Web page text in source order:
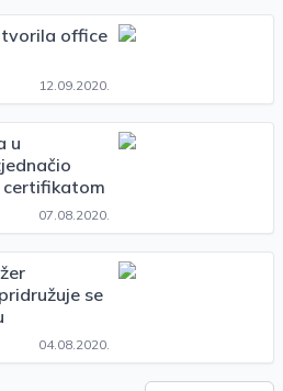
office
12.09.2020.
u
certifikatom
07.08.2020.
se
04.08.2020.